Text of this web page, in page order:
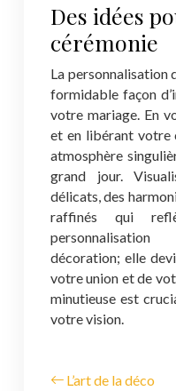
Des idées
cérémonie
La personnalisation
formidable façon
votre mariage. En
et en libérant votre
atmosphère
grand jour.
délicats, des
raffinés qui
décoration; elle
votre union et de
minutieuse est
votre vision.
L’art de la déco